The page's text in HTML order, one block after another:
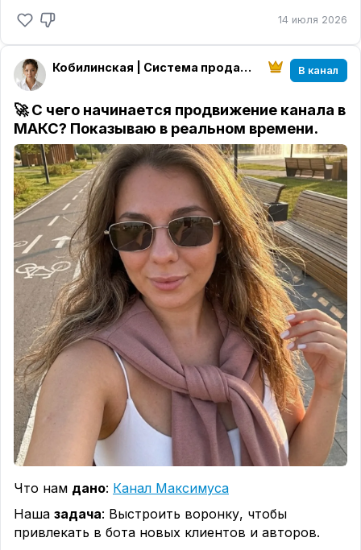
занимаетесь? Что ему читать дальше?
И тут выясняется, что автор об этом вообще не
думал.
🔗 В рекламе всегда стоит ссылка - это может
быть ссылка на канал или пост.
Человек нажимает на неё — и открывается
конкретный пост. Не описание канала, не весь
канал целиком, не переписка в чате. Тот пост,
который вы выбрали.
🥗 Допустим, диетолог запускает рекламу с
фразой:
«Весь день держались, а вечером снова съели всё,
что было дома?»
📲 Женщина нажимает на рекламу. Ей должен
открыться пост про вечерние срывы: почему они
случаются, с чем помогает диетолог, какие ещё
материалы есть в канале и с чего начать.
📌 Вот этот пост и называется посадочным.
Он встречает нового человека после рекламы
👀 Женщине не надо искать нужную тему среди
поздравлений, личных фотографий и старых
публикаций.
Она сразу видит:
«Да, я пришла по адресу. Здесь
разбирают мою проблему».
14 июля 2026
Кобилинская | Система продаж из блога В канал
🚀 С чего начинается продвижение канала в
МАКС? Показываю в реальном времени.
Что нам дано: Канал Максимуса
Наша задача: Выстроить воронку, чтобы
привлекать в бота новых клиентов и авторов.